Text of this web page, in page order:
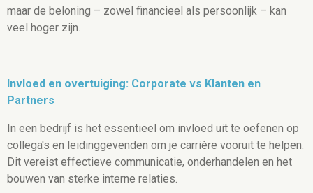
maar de beloning – zowel financieel als persoonlijk – kan
veel hoger zijn.
Invloed en overtuiging: Corporate vs Klanten en
Partners
In een bedrijf is het essentieel om invloed uit te oefenen op
collega's en leidinggevenden om je carrière vooruit te helpen.
Dit vereist effectieve communicatie, onderhandelen en het
bouwen van sterke interne relaties.